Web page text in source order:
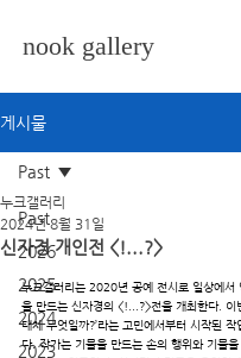
nook gallery
게시물
Past
2026
2025
2024
2023
Past
신자경 개인전 <!...?>
누크갤러리
2024년 8월 31일
누크갤러리는 2020년 공예 전시로 일상에서
을 만드는 신자경의 <!...?>전을 개최한다. 이
대체 무엇일까?’라는 고민에서부터 시작된
다. 작가는 기물을 만드는 손의 행위와 기물